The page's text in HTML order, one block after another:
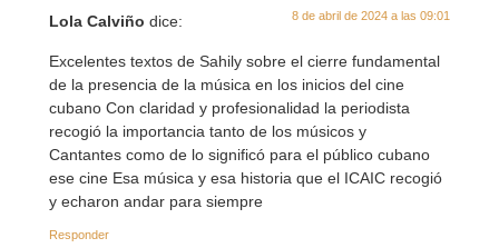
Lola Calviño dice: 8 de abril de 2024 a las 09:01
Excelentes textos de Sahily sobre el cierre fundamental
de la presencia de la música en los inicios del cine
cubano Con claridad y profesionalidad la periodista
recogió la importancia tanto de los músicos y
Cantantes como de lo significó para el público cubano
ese cine Esa música y esa historia que el ICAIC recogió
y echaron andar para siempre
Responder